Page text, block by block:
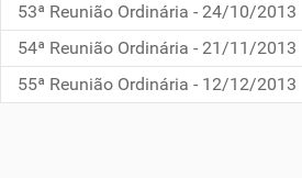
53ª Reunião Ordinária - 24/10/2013
54ª Reunião Ordinária - 21/11/2013
55ª Reunião Ordinária - 12/12/2013